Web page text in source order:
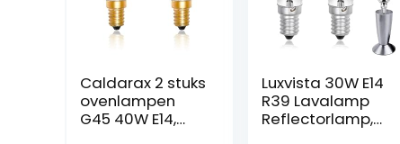
Caldarax 2 stuks
ovenlampen
G45 40W E14,
Luxvista 30W E14
R39 Lavalamp
Reflectorlamp,